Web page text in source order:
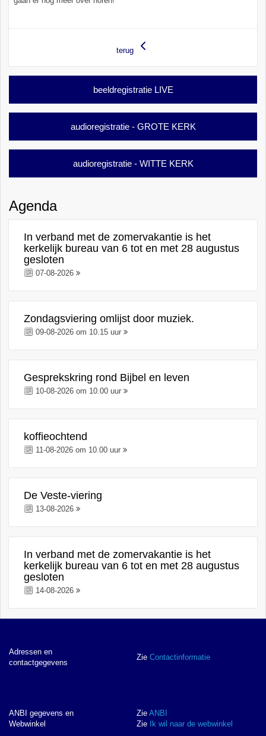
terug
beeldregistratie LIVE
audioregistratie - GROTE KERK
audioregistratie - WITTE KERK
Agenda
In verband met de zomervakantie is het
kerkelijk bureau van 6 tot en met 28 augustus
gesloten
07-08-2026
Zondagsviering omlijst door muziek.
09-08-2026 om 10.15 uur
Gesprekskring rond Bijbel en leven
10-08-2026 om 10.00 uur
koffieochtend
11-08-2026 om 10.00 uur
De Veste-viering
13-08-2026
In verband met de zomervakantie is het
kerkelijk bureau van 6 tot en met 28 augustus
gesloten
14-08-2026
Adressen en
contactgegevens
Zie Contactinformatie
ANBI gegevens en
Webwinkel
Zie ANBI
Zie
Ik wil naar de webwinkel